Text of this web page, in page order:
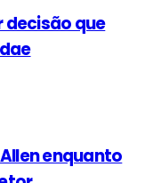
decisão que
enquanto